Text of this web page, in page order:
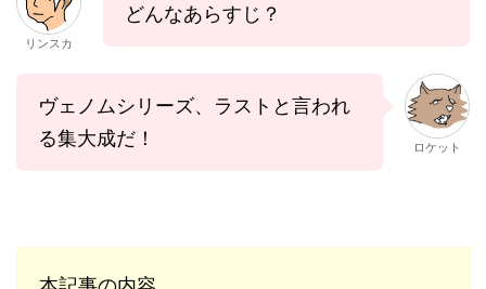
リンスカ
どんなあらすじ？
ヴェノムシリーズ、ラストと言われ
る集大成だ！
ロケット